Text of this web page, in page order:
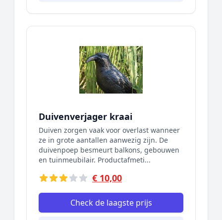
Duivenverjager kraai
Duiven zorgen vaak voor overlast wanneer
ze in grote aantallen aanwezig zijn. De
duivenpoep besmeurt balkons, gebouwen
en tuinmeubilair. Productafmeti...
€ 10,00
Check de laagste prijs